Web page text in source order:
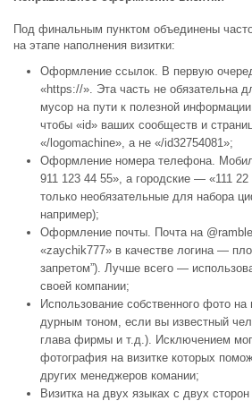
Под финальным пунктом объединены
на этапе наполнения визитки:
Оформление ссылок. В первую
«https://». Эта часть не обязательна
мусор на пути к полезной
чтобы «id» ваших сообществ и
«/logomachine», а не «/id32754081»;
Оформление номера телефона.
911 123 44 55», а городские — «111
только необязательные для набора
например);
Оформление почты. Почта на
«zaychik777» в качестве логина —
запретом”). Лучше всего —
своей компании;
Использование собственного фото на
дурным тоном, если вы известный
глава фирмы и т.д.). Исключением
фотография на визитке которых
других менеджеров комании;
Визитка на двух языках с двух